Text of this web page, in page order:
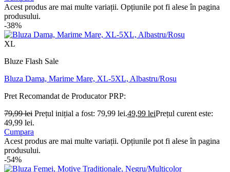
Acest produs are mai multe variații. Opțiunile pot fi alese în pagina
produsului.
-38%
XL
Bluze Flash Sale
Bluza Dama, Marime Mare, XL-5XL, Albastru/Rosu
Pret Recomandat de ProducatorPRP:
79,99lei Prețul inițial a fost: 79,99 lei.49,99 leiPrețul curent este:
49,99 lei.
Cumpara
Acest produs are mai multe variații. Opțiunile pot fi alese în pagina
produsului.
-54%